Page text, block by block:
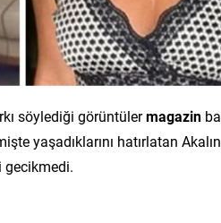
söylediği görüntülermagazin
yaşadıklarını hatırlatan
gecikmedi.